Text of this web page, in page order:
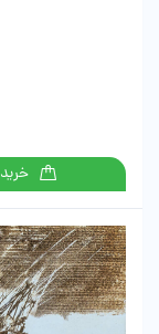
خرید